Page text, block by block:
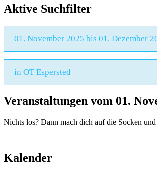
Aktive Suchfilter
01. November 2025 bis 01. Dezember
in OT Espersted
Veranstaltungen vom 01.
Nichts los? Dann mach dich auf die Socken und
Kalender